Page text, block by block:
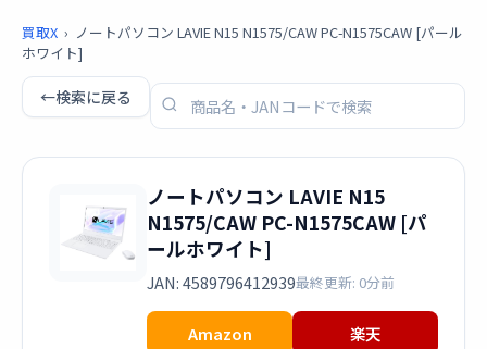
買取X › ノートパソコン LAVIE N15 N1575/CAW PC-N1575CAW [パール
ホワイト]
←検索に戻る
ノートパソコン LAVIE N15
N1575/CAW PC-N1575CAW [パ
ールホワイト]
JAN: 4589796412939最終更新: 0分前
Amazon
楽天